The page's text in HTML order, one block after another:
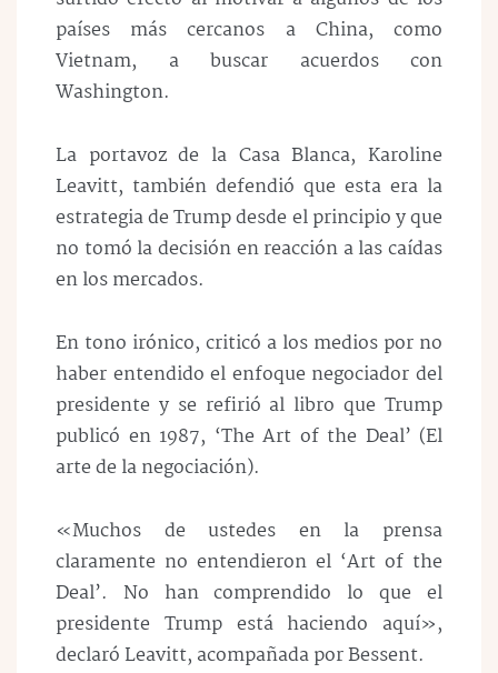
países más cercanos a China, como
Vietnam, a buscar acuerdos con
Washington.
La portavoz de la Casa Blanca, Karoline
Leavitt, también defendió que esta era la
estrategia de Trump desde el principio y que
no tomó la decisión en reacción a las caídas
en los mercados.
En tono irónico, criticó a los medios por no
haber entendido el enfoque negociador del
presidente y se refirió al libro que Trump
publicó en 1987, ‘The Art of the Deal’ (El
arte de la negociación).
«Muchos de ustedes en la prensa
claramente no entendieron el ‘Art of the
Deal’. No han comprendido lo que el
presidente Trump está haciendo aquí»,
declaró Leavitt, acompañada por Bessent.